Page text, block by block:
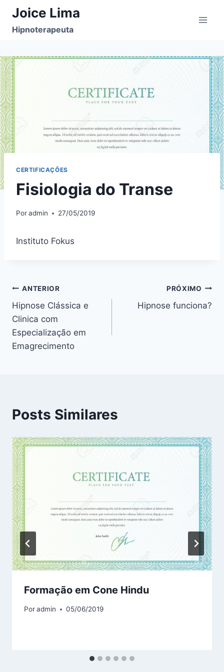
Pular
paraJoice Lima
Hipnoterapeuta
CERTIFICAÇÕES
Fisiologia do Transe
Poradmin 27/05/2019
Instituto Fokus
Navegação
de
Post
ANTERIOR
Hipnose Clássica e
Clinica com
Especialização em
Emagrecimento
PRÓXIMO
Hipnose funciona?
Posts Similares
Formação em Cone Hindu
Poradmin 05/06/2019